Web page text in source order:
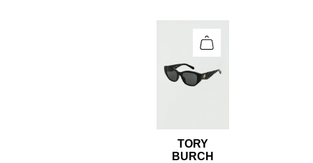
TORY
BURCH